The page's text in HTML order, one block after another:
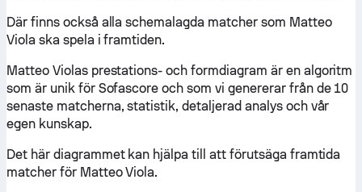
Där finns också alla schemalagda matcher som Matteo
Viola ska spela i framtiden.
Matteo Violas prestations- och formdiagram är en algoritm
som är unik för Sofascore och som vi genererar från de 10
senaste matcherna, statistik, detaljerad analys och vår
egen kunskap.
Det här diagrammet kan hjälpa till att förutsäga framtida
matcher för Matteo Viola.